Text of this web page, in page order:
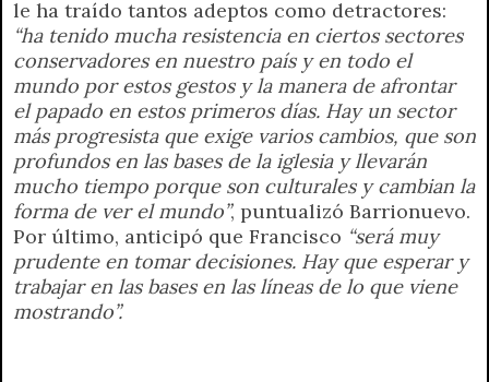
le ha traído tantos adeptos como detractores:
“ha tenido mucha resistencia en ciertos sectores
conservadores en nuestro país y en todo el
mundo por estos gestos y la manera de afrontar
el papado en estos primeros días. Hay un sector
más progresista que exige varios cambios, que son
profundos en las bases de la iglesia y llevarán
mucho tiempo porque son culturales y cambian la
forma de ver el mundo”, puntualizó Barrionuevo.
Por último, anticipó que Francisco “será muy
prudente en tomar decisiones. Hay que esperar y
trabajar en las bases en las líneas de lo que viene
mostrando”.